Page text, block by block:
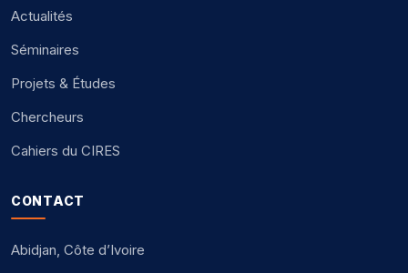
Actualités
Séminaires
Projets & Études
Chercheurs
Cahiers du CIRES
CONTACT
Abidjan, Côte d’Ivoire